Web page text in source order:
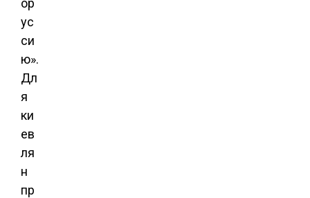
ор
ус
си
ю».
Дл
я
ки
ев
ля
н
пр